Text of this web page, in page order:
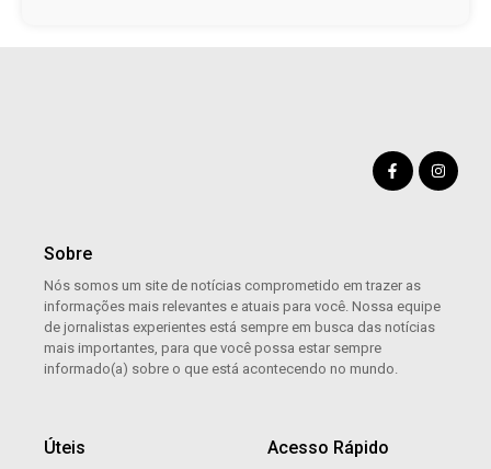
Sobre
Nós somos um site de notícias comprometido em trazer as
informações mais relevantes e atuais para você. Nossa equipe
de jornalistas experientes está sempre em busca das notícias
mais importantes, para que você possa estar sempre
informado(a) sobre o que está acontecendo no mundo.
Úteis Acesso Rápido